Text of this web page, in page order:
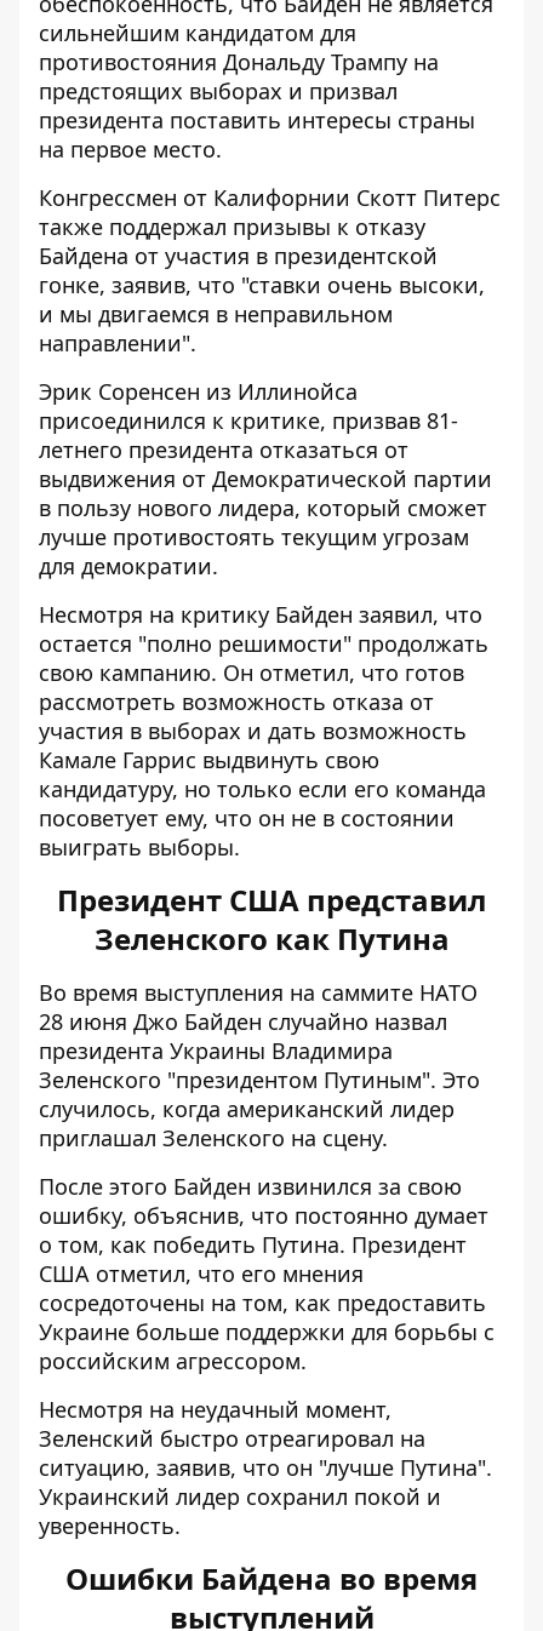
сильнейшим кандидатом для
противостояния Дональду Трампу на
предстоящих выборах и призвал
президента поставить интересы страны
на первое место.
Конгрессмен от Калифорнии Скотт Питерс
также поддержал призывы к отказу
Байдена от участия в президентской
гонке, заявив, что "ставки очень высоки,
и мы двигаемся в неправильном
направлении".
Эрик Соренсен из Иллинойса
присоединился к критике, призвав 81-
летнего президента отказаться от
выдвижения от Демократической партии
в пользу нового лидера, который сможет
лучше противостоять текущим угрозам
для демократии.
Несмотря на критику Байден заявил, что
остается "полно решимости" продолжать
свою кампанию. Он отметил, что готов
рассмотреть возможность отказа от
участия в выборах и дать возможность
Камале Гаррис выдвинуть свою
кандидатуру, но только если его команда
посоветует ему, что он не в состоянии
выиграть выборы.
Президент США представил
Зеленского как Путина
Во время выступления на саммите НАТО
28 июня Джо Байден случайно назвал
президента Украины Владимира
Зеленского "президентом Путиным". Это
случилось, когда американский лидер
приглашал Зеленского на сцену.
После этого Байден извинился за свою
ошибку, объяснив, что постоянно думает
о том, как победить Путина. Президент
США отметил, что его мнения
сосредоточены на том, как предоставить
Украине больше поддержки для борьбы с
российским агрессором.
Несмотря на неудачный момент,
Зеленский быстро отреагировал на
ситуацию, заявив, что он "лучше Путина".
Украинский лидер сохранил покой и
уверенность.
Ошибки Байдена во время
выступлений